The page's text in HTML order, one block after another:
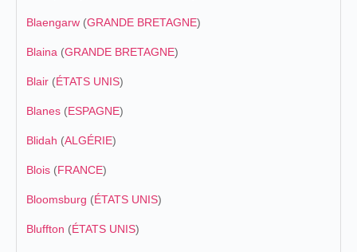
Blaengarw (GRANDE BRETAGNE)
Blaina (GRANDE BRETAGNE)
Blair (ÉTATS UNIS)
Blanes (ESPAGNE)
Blidah (ALGÉRIE)
Blois (FRANCE)
Bloomsburg (ÉTATS UNIS)
Bluffton (ÉTATS UNIS)